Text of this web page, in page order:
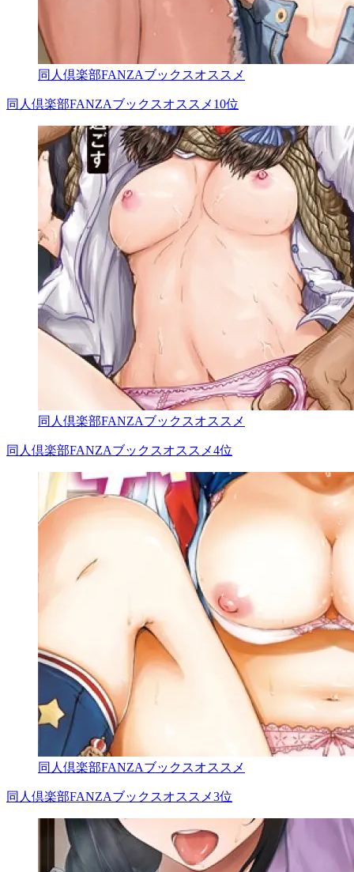
同人倶楽部FANZAブックスオススメ
同人倶楽部FANZAブックスオススメ10位
同人倶楽部FANZAブックスオススメ
同人倶楽部FANZAブックスオススメ4位
同人倶楽部FANZAブックスオススメ
同人倶楽部FANZAブックスオススメ3位